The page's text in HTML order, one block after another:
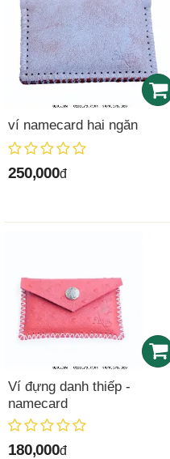
ví namecard hai ngăn
250,000đ
Ví đựng danh thiếp -
namecard
180,000đ